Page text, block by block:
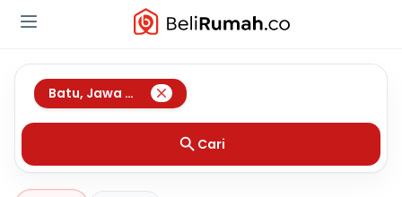
Batu, Jawa Timur
Cari